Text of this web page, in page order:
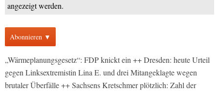
angezeigt werden.
Abonnieren ▼
„Wärmeplanungsgesetz“: FDP knickt ein ++ Dresden: heute Urteil
gegen Linksextremistin Lina E. und drei Mitangeklagte wegen
brutaler Überfälle ++ Sachsens Kretschmer plötzlich: Zahl der